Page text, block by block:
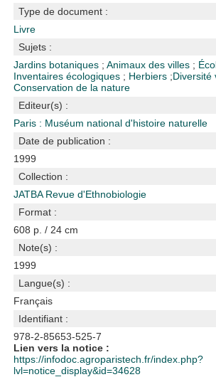
Type de document :
Livre
Sujets :
Jardins botaniques ;Animaux des villes ;
Inventaires écologiques ; Herbiers ;Diversité
Conservation de la nature
Editeur(s) :
Paris : Muséum national d'histoire naturelle
Date de publication :
1999
Collection :
JATBA Revue d'Ethnobiologie
Format :
608 p. / 24 cm
Note(s) :
1999
Langue(s) :
Français
Identifiant :
978-2-85653-525-7
Lien vers la notice :
https://infodoc.agroparistech.fr/index.php?
lvl=notice_display&id=34628